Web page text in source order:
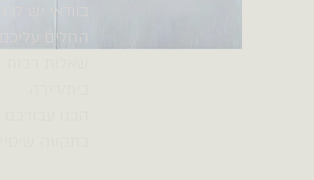
בוודאי יש
החלים